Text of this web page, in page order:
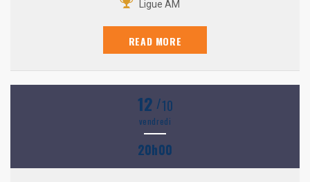
Ligue AM
READ MORE
12 /10
vendredi
20h00